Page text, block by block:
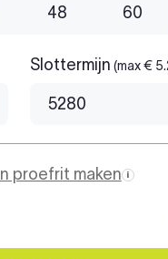
48 60
Slottermijn (max €
proefrit maken